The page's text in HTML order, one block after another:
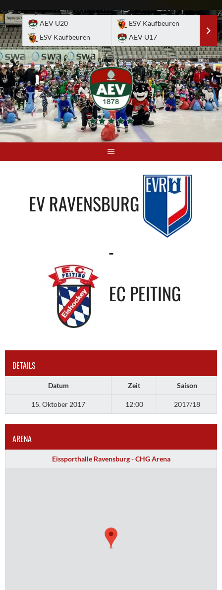
to
content
AEV U20
ESV Kaufbeuren
ESV Kaufbeuren
AEV U17
EV RAVENSBURG
-
EC PEITING
DETAILS
Datum Zeit Saison
15. Oktober 2017 12:00 2017/18
ARENA
Eissporthalle Ravensburg - CHG Arena